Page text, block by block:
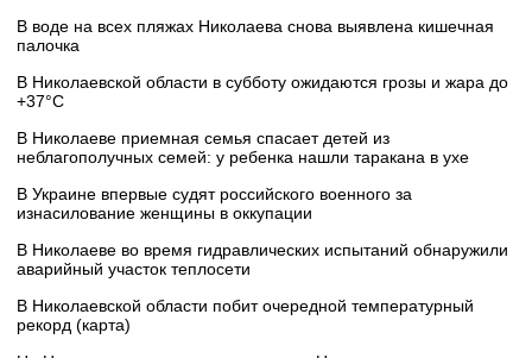
В воде на всех пляжах Николаева снова выявлена кишечная
палочка
В Николаевской области в субботу ожидаются грозы и жара до
+37°C
В Николаеве приемная семья спасает детей из
неблагополучных семей: у ребенка нашли таракана в ухе
В Украине впервые судят российского военного за
изнасилование женщины в оккупации
В Николаеве во время гидравлических испытаний обнаружили
аварийный участок теплосети
В Николаевской области побит очередной температурный
рекорд (карта)